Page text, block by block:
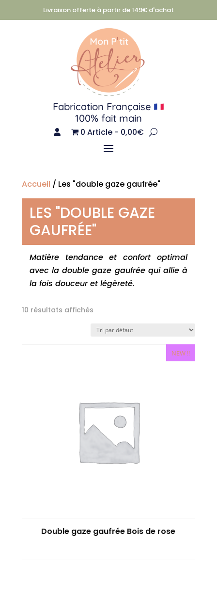
Livraison offerte à partir de 149€ d'achat
Fabrication Française
100% fait main
0 Article 0,00€
Accueil / Les "double gaze gaufrée"
LES "DOUBLE GAZE
GAUFRÉE"
Matière tendance et confort optimal
avec la double gaze gaufrée qui allie à
la fois douceur et légèreté.
10 résultats affichés
NEW !!
Double gaze gaufrée Bois de rose